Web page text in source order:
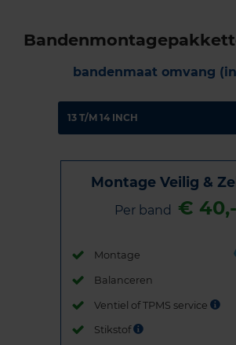
bandenmaat omvang
Montage Veilig &
Per band € 40,-
Montage
Balanceren
Ventiel of TPMS service
Stikstof